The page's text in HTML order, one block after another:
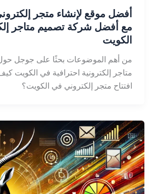
أفضل موقع لإنشاء متجر
مع أفضل شركة تصميم متاجر
الكويت
من أهم الموضوعات بحثًا على جوجل حول
متاجر إلكترونية احترافية في الكويت كيف
افتتاح متجر إلكتروني في الكويت؟